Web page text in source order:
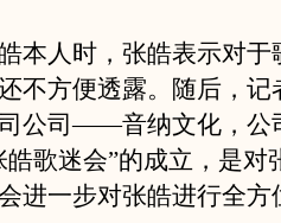
人时，张皓表示对于
不方便透露。随后，记
公司——音纳文化，公
歌迷会”的成立，是对
进一步对张皓进行全方